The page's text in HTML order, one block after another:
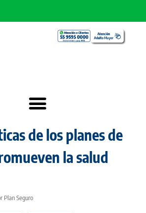
de los planes de
la salud
Plan Seguro